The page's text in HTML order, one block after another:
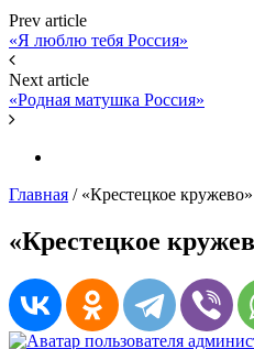
Prev article
«Я люблю тебя Россия»
Next article
«Родная матушка Россия»
Главная / «Крестецкое кружево»
«Крестецкое